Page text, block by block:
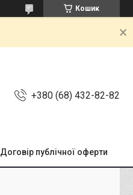
Кошик
+380 (68) 432-82-82
Договір публічної оферти